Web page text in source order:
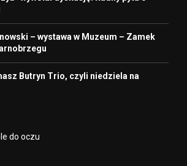
– wystawa w Muzeum – Zamek
Butryn Trio, czyli niedziela na
do oczu